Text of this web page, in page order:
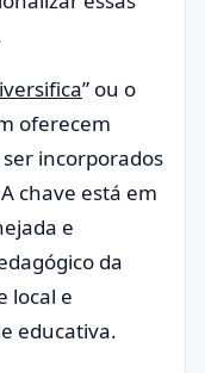
” ou o
oferecem
incorporados
chave está em
e
da
local e
educativa.